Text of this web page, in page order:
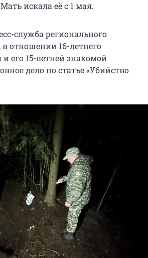
искала её с 1 мая.
служба регионального
отношении 16-летнего
его 15-летней знакомой
дело по статье «Убийство